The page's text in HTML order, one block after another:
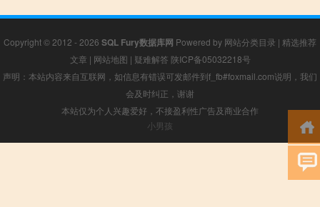
Copyright © 2012 - 2026 SQL Fury数据库网 Powered by 网站分类目录 | 精选推荐
文章 | 网站地图 | 疑难解答 陕ICP备05032218号
声明：本站内容来自互联网，如信息有错误可发邮件到f_fb#foxmail.com说明，我们
会及时纠正，谢谢
本站仅为个人兴趣爱好，不接盈利性广告及商业合作
小男孩